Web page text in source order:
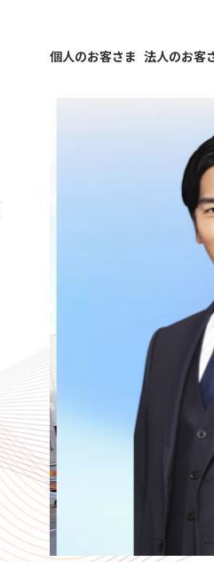
個人のお客さま 法人のお客